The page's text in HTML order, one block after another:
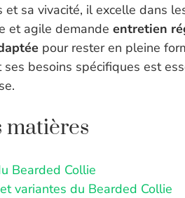
et sa vivacité, il excelle dans
et agile demande entretien
pour rester en pleine
ses besoins spécifiques est
matières
Bearded Collie
variantes du Bearded Collie